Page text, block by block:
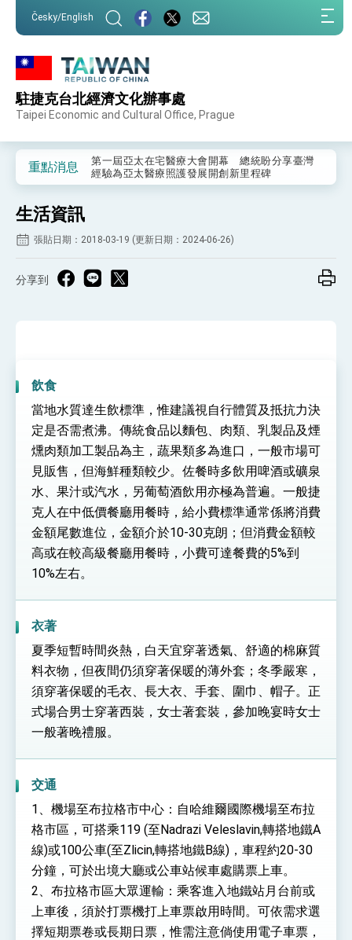
Česky/English
駐捷克台北經濟文化辦事處
Taipei Economic and Cultural Office, Prague
重點消息
外交部重要言論
事處」，進一步深化台美交流合作
第一屆亞太在宅醫療大會開幕 總統盼分享臺灣
經驗為亞太醫療照護發展開創新里程碑
走向世界 盼與理念相近國家共同維護國際秩序
訪問
總統與五院院長新春茶敘 盼化分歧為團結、為
總統接受「法新社」（AFP）專訪內容
外交部長林佳龍於《外交事務》撰文指出：自由
世界 需要台灣，團結合作方能守護繁榮
外交部長林佳龍出席《台灣光華雜誌》50週年慶
「見證蛻變，分享世界的光華」開幕式，期許數
位轉 型迎向下個50年
總統主持「台美經濟繁榮夥伴對話」記者會 說
明臺美合作三大戰略方向 盼與民主夥伴共同引
領 下一個世代的繁榮
外交部長林佳龍接受印尼「時代雜誌」專訪，闡
述印太安全局勢，籲深化台印尼半導體供應鏈合
作
外交部長林佳龍接見美國智庫「德國馬歇爾基金
成「臺美對等貿易協定」簽署
卓揆：臺美關稅談判階段性結果有助臺灣取得有
利戰略地位 全力支持「臺美對等貿易協定」簽署
外交部與數位發展部攜手合作，整合台灣雄厚數
位實力，達成固邦榮邦目標
外交部長林佳龍主持第35次「參與亞太經濟合作
策略小組」跨部會會議
民調顯示多數國人滿意政府外交表現，高度支持
年談話
總統主持「守護民主台灣國安行動方案」記者
會 強調以實力守護台海和平 以決心掌握國家
命運
變局中 奮起的新臺灣 總統發表國慶演說
總統發表執政周年談話 盼面對未來挑戰 堅持
團結 迎風轉型 穩健前行
賴總統就職演說影片
生活資訊
張貼日期：2018-03-19 (更新日期：2024-06-26)
分享到
飲食
當地水質達生飲標準，惟建議視自行體質及抵抗力決
定是否需煮沸。傳統食品以麵包、肉類、乳製品及煙
燻肉類加工製品為主，蔬果類多為進口，一般市場可
見販售，但海鮮種類較少。佐餐時多飲用啤酒或礦泉
水、果汁或汽水，另葡萄酒飲用亦極為普遍。一般捷
克人在中低價餐廳用餐時，給小費標準通常係將消費
金額尾數進位，金額介於10-30克朗；但消費金額較
高或在較高級餐廳用餐時，小費可達餐費的5%到
10%左右。
衣著
夏季短暫時間炎熱，白天宜穿著透氣、舒適的棉麻質
料衣物，但夜間仍須穿著保暖的薄外套；冬季嚴寒，
須穿著保暖的毛衣、長大衣、手套、圍巾、帽子。正
式場合男士穿著西裝，女士著套裝，參加晚宴時女士
一般著晚禮服。
交通
1、機場至布拉格市中心：自哈維爾國際機場至布拉
格市區，可搭乘119 (至Nadrazi Veleslavin,轉搭地鐵A
線)或100公車(至Zlicin,轉搭地鐵B線)，車程約20-30
分鐘，可於出境大廳或公車站候車處購票上車。
2、布拉格市區大眾運輸：乘客進入地鐵站月台前或
上車後，須於打票機打上車票啟用時間。可依需求選
擇短期票卷或長期日票，惟需注意倘使用電子車票，